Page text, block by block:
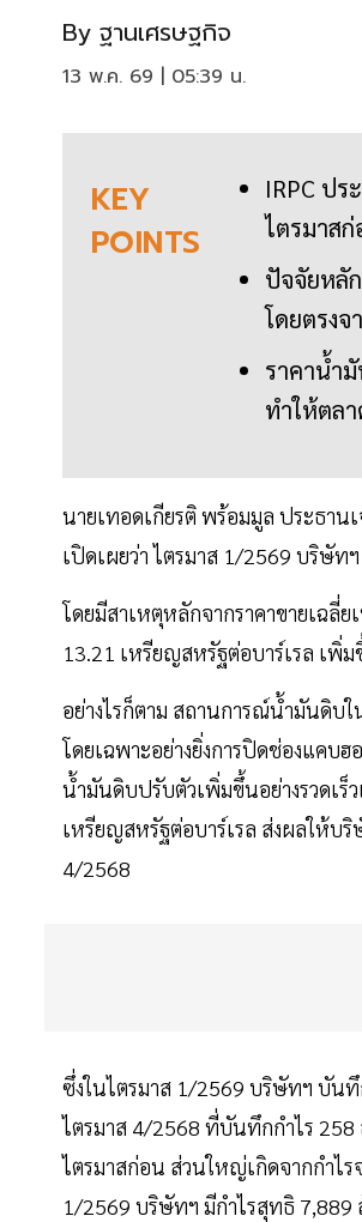
By ฐานเศรษฐกิจ
13 พ.ค. 69 | 05:39 น.
KEY
POINTS
IRPC ป
ไตรมาส
ปัจจัยหลั
โดยตรง
ราคาน้ำ
ทำให้ตล
นายเทอดเกียรติ พร้อมมูล ประธา
เปิดเผยว่า ไตรมาส 1/2569 บริษั
โดยมีสาเหตุหลักจากราคาขายเฉ
13.21 เหรียญสหรัฐต่อบาร์เรล เพิ่
อย่างไรก็ตาม สถานการณ์น้ำมันดิบ
โดยเฉพาะอย่างยิ่งการปิดช่องแคบ
น้ำมันดิบปรับตัวเพิ่มขึ้นอย่างรวดเร็
เหรียญสหรัฐต่อบาร์เรล ส่งผลให้บ
4/2568
ซึ่งในไตรมาส 1/2569 บริษัทฯ บันทึ
ไตรมาส 4/2568 ที่บันทึกกำไร
ไตรมาสก่อน ส่วนใหญ่เกิดจากกำไ
1/2569 บริษัทฯ มีกำไรสุทธิ